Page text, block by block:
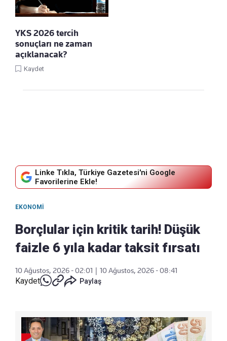
YKS 2026 tercih
sonuçları ne zaman
açıklanacak?
Kaydet
Linke Tıkla, Türkiye Gazetesi'ni Google
Favorilerine Ekle!
EKONOMI
Borçlular için kritik tarih! Düşük
faizle 6 yıla kadar taksit fırsatı
10 Ağustos, 2026 - 02:01 10 Ağustos, 2026 - 08:41
Kaydet Paylaş